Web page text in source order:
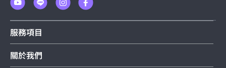
服務項目
關於我們